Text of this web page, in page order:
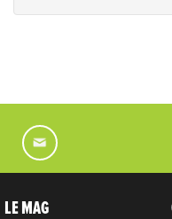
LE MAG